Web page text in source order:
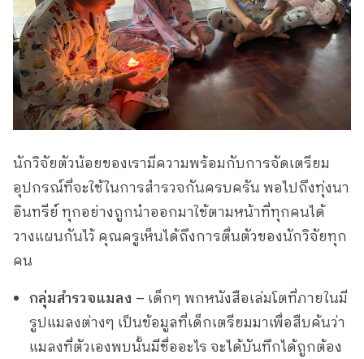
นักวิจัยตัวน้อยของเรามีความพร้อมกับการจัดเตรียม
อุปกรณ์ที่จะใช้ในการสำรวจกันครบครัน พอไปถึงทุ่งนา
อินทรีย์ ทุกอย่างถูกนำออกมาใช้ตามหน้าที่ทุกคนได้
วางแผนกันไว้ คุณครูเห็นได้ถึงการตื่นตัวของนักวิจัยทุก
คน
กลุ่มสำรวจแมลง – เด็กๆ พกหนังสือเล่มโตที่ภายในมี
รูปแมลงต่างๆ เป็นข้อมูลที่เด็กเตรียมมาเพื่อสืบค้นว่า
แมลงที่ตัวเองพบนั้นมีชื่ออะไร จะได้บันทึกได้ถูกต้อง